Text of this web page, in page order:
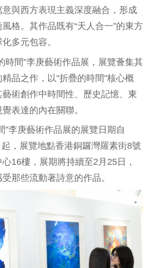
與西方表現主義深度融合，形成
格。其作品既有“天人合一”的東方
多元包容。
時間”李庚藝術作品展，展覽薈集其
品之作，以"折疊的時間"核心概
術創作中時間性、歷史記憶、東
表達的內在關聯。
”李庚藝術作品展的展覽日期自
，展覽地點香港銅鑼灣羅素街8號
16樓，展期將持續至2月25日，
那些流動著詩意的作品。